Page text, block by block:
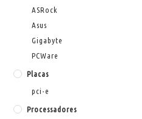
ASRock
Asus
Gigabyte
PCWare
Placas
pci-e
Processadores